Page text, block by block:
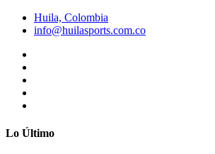
Huila, Colombia
info@huilasports.com.co
Lo Último